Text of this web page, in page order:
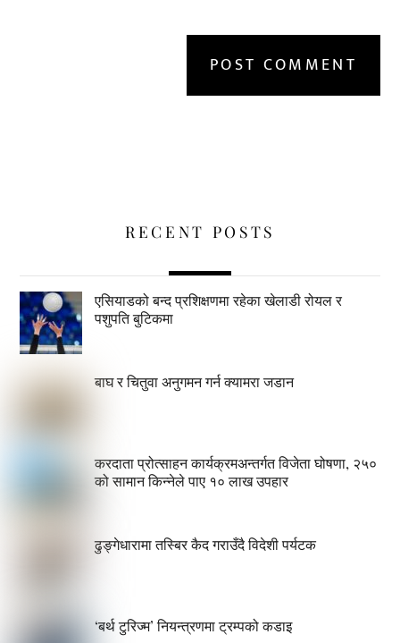
RECENT POSTS
एसियाडको बन्द प्रशिक्षणमा रहेका खेलाडी रोयल र
पशुपति बुटिकमा
बाघ र चितुवा अनुगमन गर्न क्यामरा जडान
करदाता प्रोत्साहन कार्यक्रमअन्तर्गत विजेता घोषणा, २५०
को सामान किन्नेले पाए १० लाख उपहार
ढुङ्गेधारामा तस्बिर कैद गराउँदै विदेशी पर्यटक
‘बर्थ टुरिज्म’ नियन्त्रणमा ट्रम्पको कडाइ